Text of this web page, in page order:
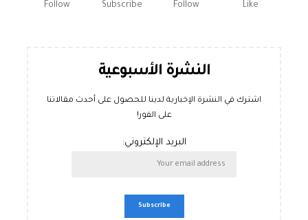
Like
Follow
Subscribe
Follow
النشرة الأسبوعية
اشترك في النشرة الإخبارية لدينا للحصول على أحدث مقالاتنا
على الفور!
البريد الإلكتروني: